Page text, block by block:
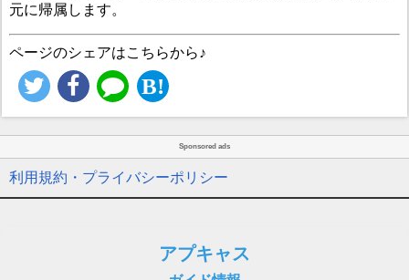
元に帰属します。
ページのシェアはこちらから♪
Sponsored ads
利用規約・プライバシーポリシー
アプキャス